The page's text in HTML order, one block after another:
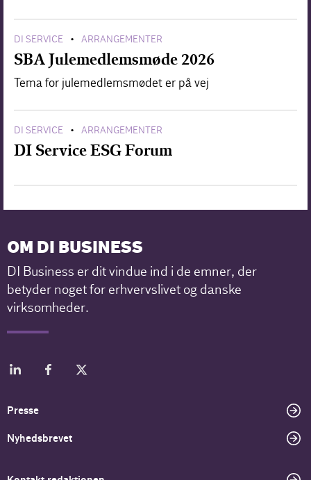
DI SERVICE • ARRANGEMENTER
SBA Julemedlemsmøde 2026
Tema for julemedlemsmødet er på vej
DI SERVICE • ARRANGEMENTER
DI Service ESG Forum
OM DI BUSINESS
DI Business er dit vindue ind i de emner, der
betyder noget for erhvervslivet og danske
virksomheder.
Presse
Nyhedsbrevet